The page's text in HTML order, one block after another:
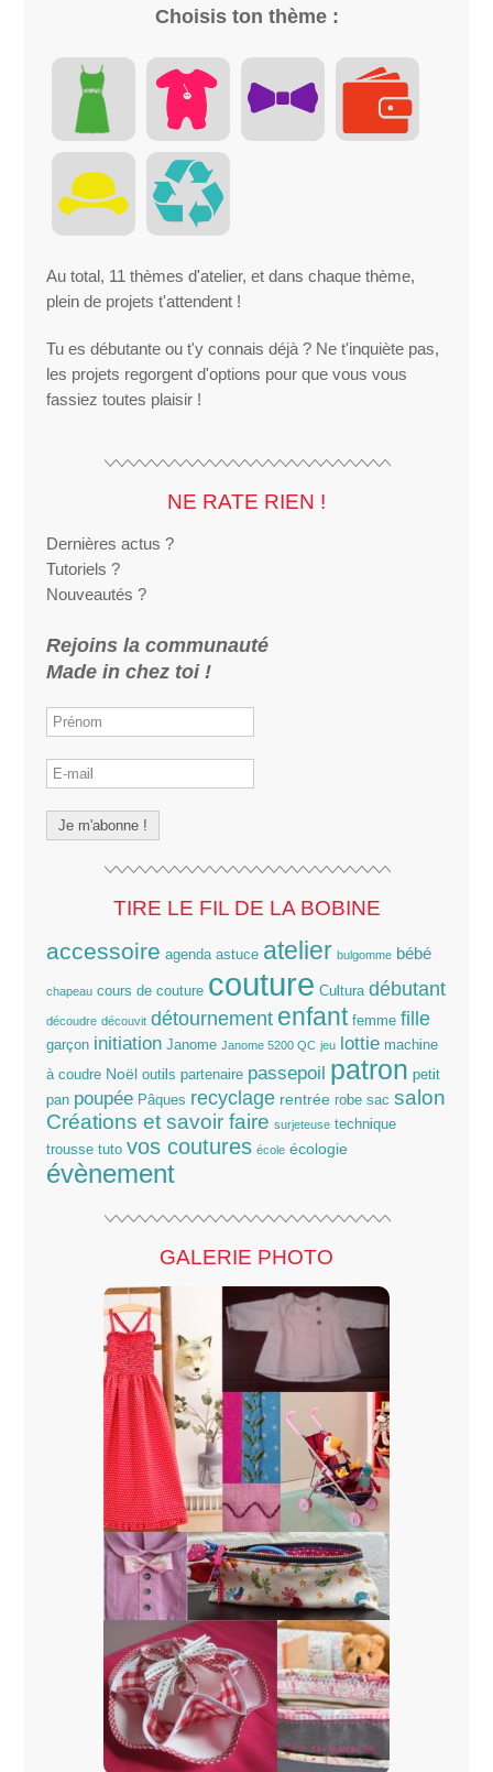
Choisis ton thème :
Au total, 11 thèmes d'atelier, et dans chaque thème,
plein de projets t'attendent !
Tu es débutante ou t'y connais déjà ? Ne t'inquiète pas,
les projets regorgent d'options pour que vous vous
fassiez toutes plaisir !
NE RATE RIEN !
Dernières actus ?
Tutoriels ?
Nouveautés ?
Rejoins la communauté
Made in chez toi !
TIRE LE FIL DE LA BOBINE
accessoire agenda astuce atelier bulgomme bébé
chapeau cours de couture couture Cultura débutant
découdre découvit détournement enfant femme fille
garçon initiation Janome Janome 5200 QC jeu lottie machine
à coudre Noël outils partenaire passepoil patron petit
pan poupée Pâques recyclage rentrée robe sac salon
Créations et savoir faire surjeteuse technique
trousse tuto vos coutures école écologie
évènement
GALERIE PHOTO